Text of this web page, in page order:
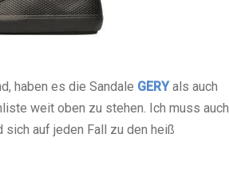
haben es die Sandale GERYals auch
weit oben zu stehen. Ich muss auch
auf jeden Fall zu den heiß